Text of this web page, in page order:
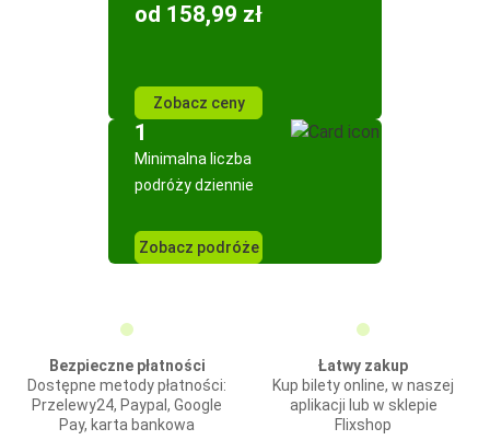
od 158,99 zł
Zobacz ceny
1
Minimalna liczba
podróży dziennie
Zobacz podróże
Bezpieczne płatności
Dostępne metody płatności:
Przelewy24, Paypal, Google
Pay, karta bankowa
Łatwy zakup
Kup bilety online, w naszej
aplikacji lub w sklepie
Flixshop